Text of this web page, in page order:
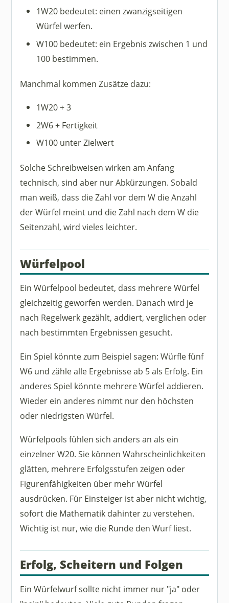
1W20 bedeutet: einen zwanzigseitigen
Würfel werfen.
W100 bedeutet: ein Ergebnis zwischen 1 und
100 bestimmen.
Manchmal kommen Zusätze dazu:
1W20 + 3
2W6 + Fertigkeit
W100 unter Zielwert
Solche Schreibweisen wirken am Anfang
technisch, sind aber nur Abkürzungen. Sobald
man weiß, dass die Zahl vor dem W die Anzahl
der Würfel meint und die Zahl nach dem W die
Seitenzahl, wird vieles leichter.
Würfelpool
Ein Würfelpool bedeutet, dass mehrere Würfel
gleichzeitig geworfen werden. Danach wird je
nach Regelwerk gezählt, addiert, verglichen oder
nach bestimmten Ergebnissen gesucht.
Ein Spiel könnte zum Beispiel sagen: Würfle fünf
W6 und zähle alle Ergebnisse ab 5 als Erfolg. Ein
anderes Spiel könnte mehrere Würfel addieren.
Wieder ein anderes nimmt nur den höchsten
oder niedrigsten Würfel.
Würfelpools fühlen sich anders an als ein
einzelner W20. Sie können Wahrscheinlichkeiten
glätten, mehrere Erfolgsstufen zeigen oder
Figurenfähigkeiten über mehr Würfel
ausdrücken. Für Einsteiger ist aber nicht wichtig,
sofort die Mathematik dahinter zu verstehen.
Wichtig ist nur, wie die Runde den Wurf liest.
Erfolg, Scheitern und Folgen
Ein Würfelwurf sollte nicht immer nur "ja" oder